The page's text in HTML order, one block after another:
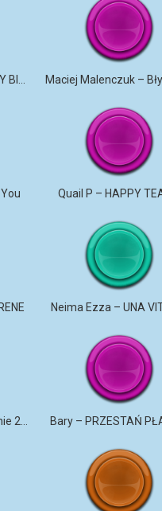
Quail P – HAPPY
Neima Ezza – UNA
Bary – PRZESTAŃ